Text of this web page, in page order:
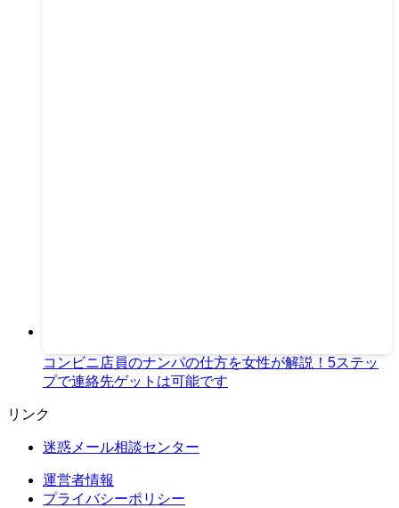
コンビニ店員のナンパの仕方を女性が解説！5ステッ
プで連絡先ゲットは可能です
リンク
迷惑メール相談センター
運営者情報
プライバシーポリシー